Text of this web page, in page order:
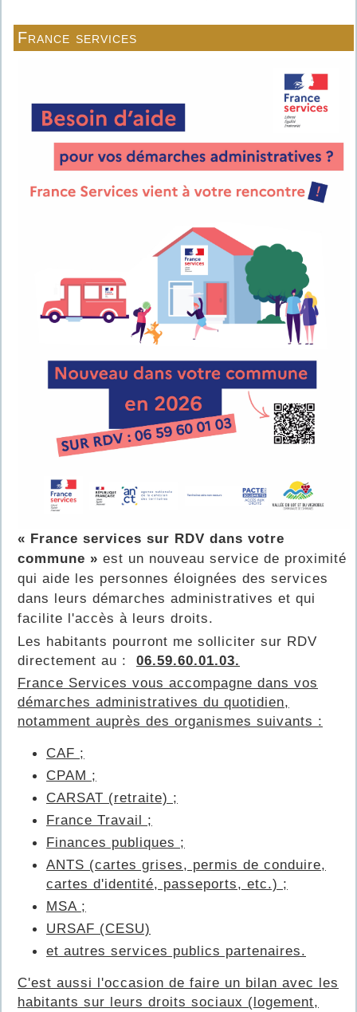
France services
« France services sur RDV dans votre
commune » est un nouveau service de proximité
qui aide les personnes éloignées des services
dans leurs démarches administratives et qui
facilite l'accès à leurs droits.
Les habitants pourront me solliciter sur RDV
directement au : 06.59.60.01.03.
France Services vous accompagne dans vos
démarches administratives du quotidien,
notamment auprès des organismes suivants :
CAF ;
CPAM ;
CARSAT (retraite) ;
France Travail ;
Finances publiques ;
ANTS (cartes grises, permis de conduire,
cartes d'identité, passeports, etc.) ;
MSA ;
URSAF (CESU)
et autres services publics partenaires.
C'est aussi l'occasion de faire un bilan avec les
habitants sur leurs droits sociaux (logement,